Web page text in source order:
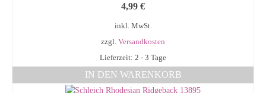
4,99 €
inkl. MwSt.
zzgl. Versandkosten
Lieferzeit: 2 - 3 Tage
IN DEN WARENKORB